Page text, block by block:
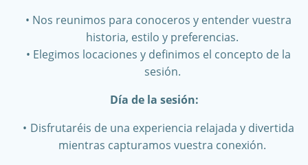
Nos reunimos para conoceros y entender vuestra
historia, estilo y preferencias.
Elegimos locaciones y definimos el concepto de la
sesión.
Día de la sesión:
Disfrutaréis de una experiencia relajada y divertida
mientras capturamos vuestra conexión.